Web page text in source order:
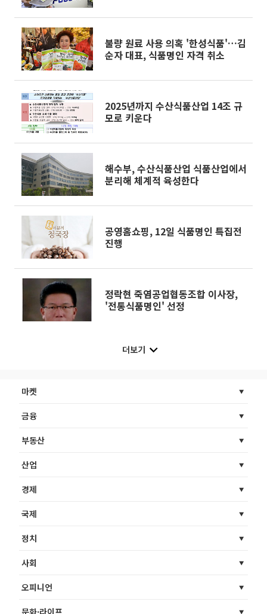
불량 원료 사용 의혹 '한성식품'…김
순자 대표, 식품명인 자격 취소
2025년까지 수산식품산업 14조 규
모로 키운다
해수부, 수산식품산업 식품산업에서
분리해 체계적 육성한다
공영홈쇼핑, 12일 식품명인 특집전
진행
정락현 죽염공업협동조합 이사장,
'전통식품명인' 선정
더보기
마켓
금융
부동산
산업
경제
국제
정치
사회
오피니언
문화·라이프